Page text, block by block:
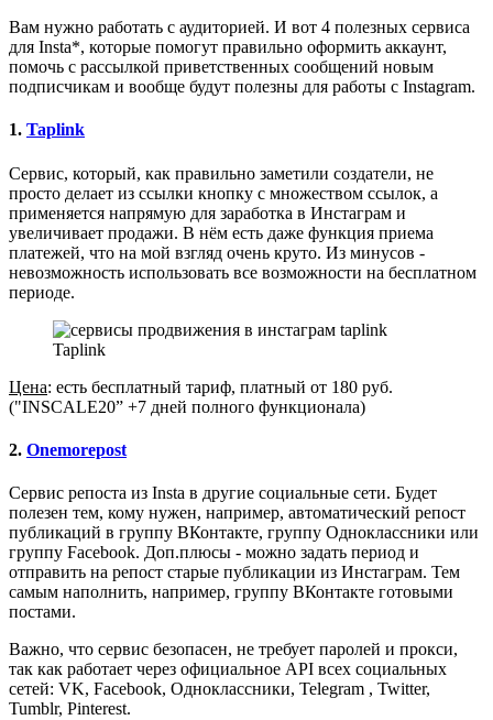
Вам нужно работать с аудиторией. И вот 4 полезных сервиса
для Insta*, которые помогут правильно оформить аккаунт,
помочь с рассылкой приветственных сообщений новым
подписчикам и вообще будут полезны для работы с Instagram.
1. Taplink
Сервис, который, как правильно заметили создатели, не
просто делает из ссылки кнопку с множеством ссылок, а
применяется напрямую для заработка в Инстаграм и
увеличивает продажи. В нём есть даже функция приема
платежей, что на мой взгляд очень круто. Из минусов -
невозможность использовать все возможности на бесплатном
периоде.
Taplink
Цена: есть бесплатный тариф, платный от 180 руб.
("INSCALE20” +7 дней полного функционала)
2. Onemorepost
Сервис репоста из Insta в другие социальные сети. Будет
полезен тем, кому нужен, например, автоматический репост
публикаций в группу ВКонтакте, группу Одноклассники или
группу Facebook. Доп.плюсы - можно задать период и
отправить на репост старые публикации из Инстаграм. Тем
самым наполнить, например, группу ВКонтакте готовыми
постами.
Важно, что сервис безопасен, не требует паролей и прокси,
так как работает через официальное API всех социальных
сетей: VK, Facebook, Одноклассники, Telegram , Twitter,
Tumblr, Pinterest.